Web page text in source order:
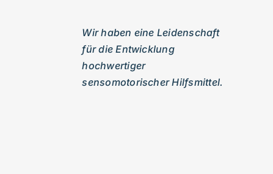
Wir haben eine Leidenschaft
für die Entwicklung
hochwertiger
sensomotorischer Hilfsmittel.